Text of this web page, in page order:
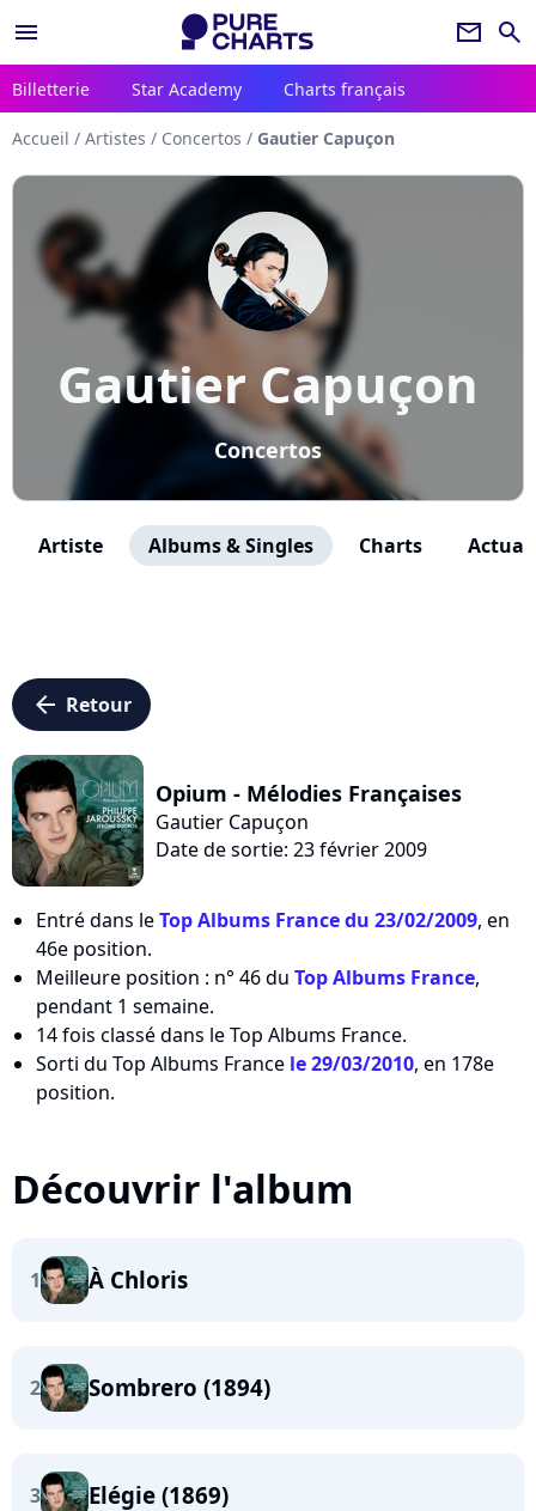
menu newsletter search
Billetterie Star Academy Charts français
Accueil / Artistes / Concertos / Gautier Capuçon
Gautier Capuçon
Concertos
Artiste Albums & Singles Charts
arrow_left Retour
Opium - Mélodies Françaises
Gautier Capuçon
Date de sortie: 23 février 2009
Entré dans leTop Albums France du 23/02/2009, en
46e position.
Meilleure position : n° 46 du Top Albums France,
pendant 1 semaine.
14 fois classé dans le Top Albums France.
Sorti du Top Albums France le 29/03/2010, en 178e
position.
Découvrir l'album
1 À Chloris
2 Sombrero (1894)
3 Elégie (1869)